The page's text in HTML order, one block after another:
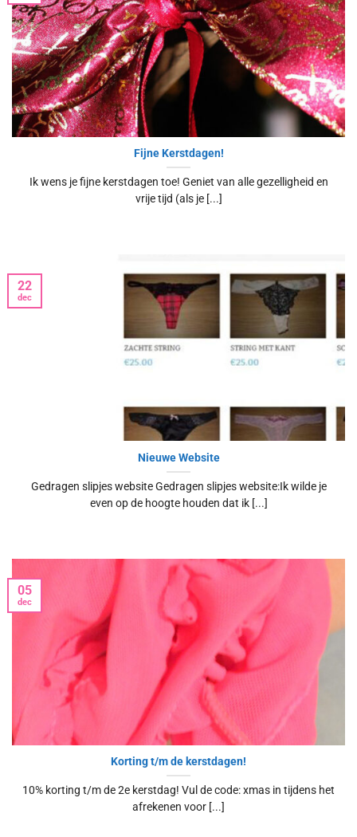
Fijne Kerstdagen!
Ik wens je fijne kerstdagen toe! Geniet van alle gezelligheid en
vrije tijd (als je [...]
Nieuwe Website
Gedragen slipjes website Gedragen slipjes website:Ik wilde je
even op de hoogte houden dat ik [...]
22
dec
Korting t/m de kerstdagen!
10% korting t/m de 2e kerstdag! Vul de code: xmas in tijdens het
afrekenen voor [...]
05
dec